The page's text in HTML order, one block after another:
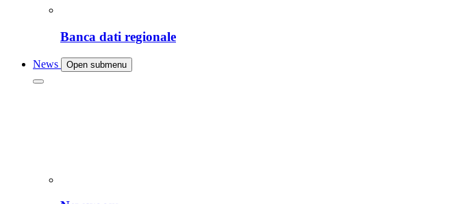
Banca dati regionale
News Open submenu